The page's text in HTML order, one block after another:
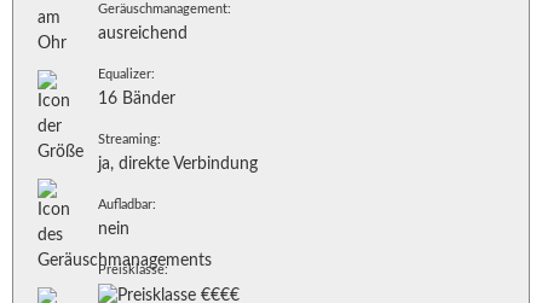
Geräuschmanagement:
ausreichend
Equalizer:
16 Bänder
Streaming:
ja, direkte Verbindung
Aufladbar:
nein
Preisklasse: